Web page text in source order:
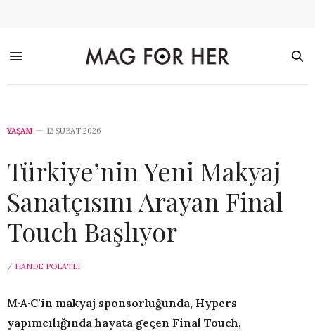
YAŞAM 12 ŞUBAT 2026
Türkiye’nin Yeni Makyaj
Sanatçısını Arayan Final
Touch Başlıyor
/ HANDE POLATLI
M·A·C’in makyaj sponsorluğunda, Hypers
yapımcılığında hayata geçen Final Touch,